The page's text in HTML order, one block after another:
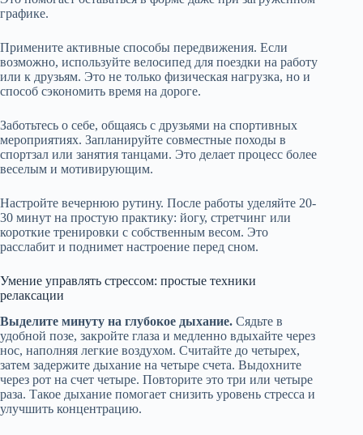
графике.
Примените активные способы передвижения. Если
возможно, используйте велосипед для поездки на работу
или к друзьям. Это не только физическая нагрузка, но и
способ сэкономить время на дороге.
Заботьтесь о себе, общаясь с друзьями на спортивных
мероприятиях. Запланируйте совместные походы в
спортзал или занятия танцами. Это делает процесс более
веселым и мотивирующим.
Настройте вечернюю рутину. После работы уделяйте 20-
30 минут на простую практику: йогу, стретчинг или
короткие тренировки с собственным весом. Это
расслабит и поднимет настроение перед сном.
Умение управлять стрессом: простые техники
релаксации
Выделите минуту на глубокое дыхание. Сядьте в
удобной позе, закройте глаза и медленно вдыхайте через
нос, наполняя легкие воздухом. Считайте до четырех,
затем задержите дыхание на четыре счета. Выдохните
через рот на счет четыре. Повторите это три или четыре
раза. Такое дыхание помогает снизить уровень стресса и
улучшить концентрацию.